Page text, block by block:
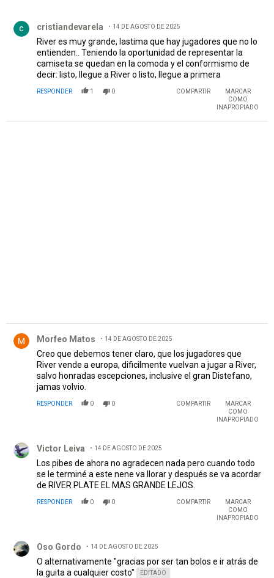
cristiandevarela 14 DE AGOSTO DE 2025
River es muy grande, lastima que hay jugadores que no lo
entienden.. Teniendo la oportunidad de representar la
camiseta se quedan en la comoda y el conformismo de
decir: listo, llegue a River o listo, llegue a primera
RESPONDER 1 0 COMPARTIR
MARCAR
COMO
INAPROPIADO
Morfeo Matos 14 DE AGOSTO DE 2025
Creo que debemos tener claro, que los jugadores que
River vende a europa, dificilmente vuelvan a jugar a River,
salvo honradas escepciones, inclusive el gran Distefano,
jamas volvio.
RESPONDER 0 0 COMPARTIR
MARCAR
COMO
INAPROPIADO
Victor Leiva 14 DE AGOSTO DE 2025
Los pibes de ahora no agradecen nada pero cuando todo
se le terminé a este nene va llorar y después se va acordar
de RIVER PLATE EL MAS GRANDE LEJOS.
RESPONDER 0 0 COMPARTIR
MARCAR
COMO
INAPROPIADO
Oso Gordo 14 DE AGOSTO DE 2025
O alternativamente "gracias por ser tan bolos e ir atrás de
la guita a cualquier costo"
EDITADO